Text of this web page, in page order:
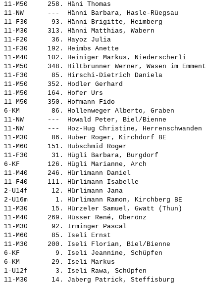
11-M50     258. Häni Thomas
11-NW      --- Hänni Barbara, Hasle-Rüegsau
11-F30      93. Hänni Brigitte, Heimberg
11-M30     313. Hänni Matthias, Wabern
11-F20      36. Hayoz Julia
11-F30     192. Heimbs Anette
11-M40     102. Heiniger Markus, Niederscherli
11-M50     348. Hiltbrunner Werner, Wasen im Emment
11-F30      85. Hirschi-Dietrich Daniela
11-M50     352. Hodler Gerhard
11-M50     164. Hofer Urs
11-M50     350. Hofmann Fido
6-KM        86. Hollenweger Alberto, Graben
11-NW      --- Howald Peter, Biel/Bienne
11-NW      --- Hoz-Hug Christine, Herrenschwanden
11-M30      86. Huber Roger, Kirchdorf BE
11-M60     151. Hubschmid Roger
11-F30      31. Hügli Barbara, Burgdorf
6-KF       126. Hügli Marianne, Arch
11-M40     246. Hürlimann Daniel
11-F40     111. Hürlimann Isabelle
2-U14f      12. Hürlimann Jana
2-U16m       1. Hürlimann Ramon, Kirchberg BE
11-M30      15. Hürzeler Samuel, Gwatt (Thun)
11-M40     269. Hüsser René, Oberönz
11-M30      92. Irminger Pascal
11-M60      85. Iseli Ernst
11-M30     200. Iseli Florian, Biel/Bienne
6-KF         9. Iseli Jeannine, Schüpfen
6-KM        29. Iseli Markus
1-U12f       3. Iseli Rawa, Schüpfen
11-M30      14. Jaberg Patrick, Steffisburg